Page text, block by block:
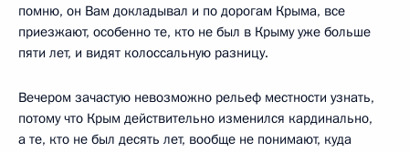
помню, он Вам докладывал и по дорогам Крыма, все
приезжают, особенно те, кто не был в Крыму уже больше
пяти лет, и видят колоссальную разницу.
Вечером зачастую невозможно рельеф местности узнать,
потому что Крым действительно изменился кардинально,
а те, кто не был десять лет, вообще не понимают, куда